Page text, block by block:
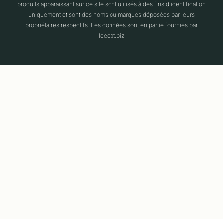
produits apparaissant sur ce site sont utilisés à des fins d'identification
uniquement et sont des noms ou marques déposées par leurs
propriétaires respectifs. Les données sont en partie fournies par
Icecat.biz